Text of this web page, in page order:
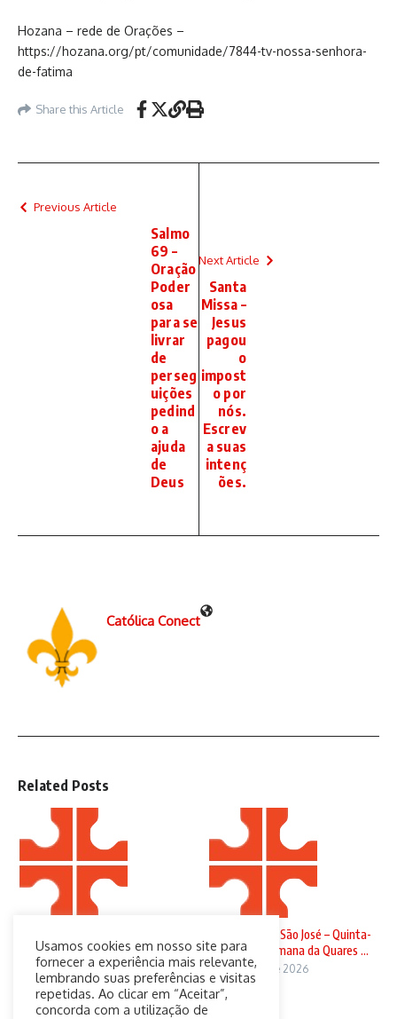
Hozana – rede de Orações –
https://hozana.org/pt/comunidade/7844-tv-nossa-senhora-
de-fatima
Share this Article
Previous Article
Salmo
69 –
Oração
Poder
osa
para se
livrar
de
perseg
uições
pedind
o a
ajuda
de
Deus
Next Article
Santa
Missa –
Jesus
pagou
o
impost
o por
nós.
Escrev
a suas
intenç
ões.
Católica Conect
Related Posts
29 de março de 2026
Solenidade de São José – Quinta-
feira da 4ª Semana da Quares ...
19 de março de 2026
Usamos cookies em nosso site para
fornecer a experiência mais relevante,
lembrando suas preferências e visitas
repetidas. Ao clicar em “Aceitar”,
concorda com a utilização de